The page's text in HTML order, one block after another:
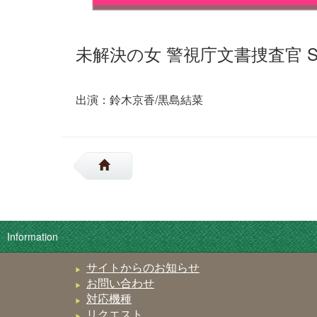
未解決の女 警視庁文書捜査官
出演：鈴木京香/黒島結菜
Information
サイトからのお知らせ
お問い合わせ
対応機種